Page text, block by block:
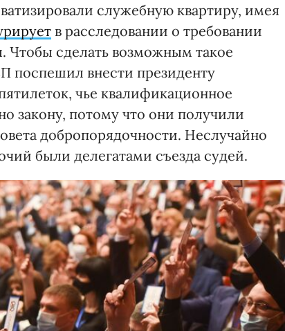
служебную квартиру, имея
в расследовании о требовании
Чтобы сделать возможным такое
поспешил внести президенту
чье квалификационное
закону, потому что они получили
добропорядочности. Неслучайно
были делегатами съезда судей.